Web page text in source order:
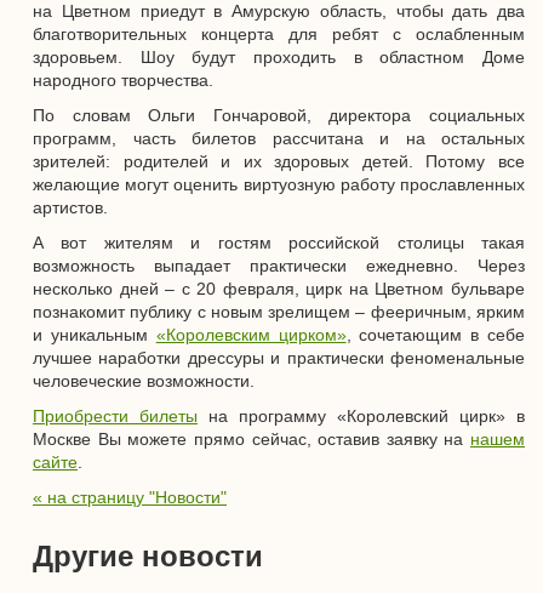
на Цветном приедут в Амурскую область, чтобы дать два
благотворительных концерта для ребят с ослабленным
здоровьем. Шоу будут проходить в областном Доме
народного творчества.
По словам Ольги Гончаровой, директора социальных
программ, часть билетов рассчитана и на остальных
зрителей: родителей и их здоровых детей. Потому все
желающие могут оценить виртуозную работу прославленных
артистов.
А вот жителям и гостям российской столицы такая
возможность выпадает практически ежедневно. Через
несколько дней – с 20 февраля, цирк на Цветном бульваре
познакомит публику с новым зрелищем – фееричным, ярким
и уникальным «Королевским цирком», сочетающим в себе
лучшее наработки дрессуры и практически феноменальные
человеческие возможности.
Приобрести билеты на программу «Королевский цирк» в
Москве Вы можете прямо сейчас, оставив заявку на нашем
сайте
« на страницу "Новости"
Другие новости